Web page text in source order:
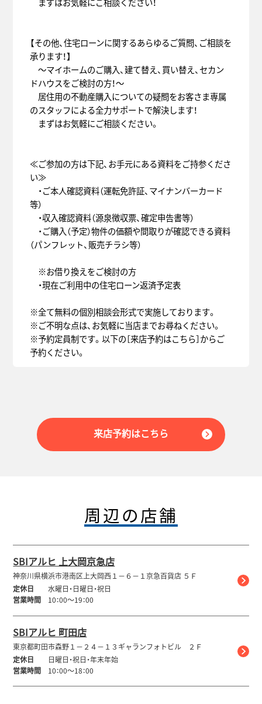
【その他、住宅ローンに関するあらゆるご質問、ご相談を
承ります！】
～マイホームのご購入、建て替え、買い替え、セカン
ドハウスをご検討の方！～
居住用の不動産購入についての疑問をお客さま専属
のスタッフによる全力サポートで解決します！
まずはお気軽にご相談ください。
≪ご参加の方は下記、お手元にある資料をご持参くださ
い≫
・ご本人確認資料（運転免許証、マイナンバーカード
等）
・収入確認資料（源泉徴収票、確定申告書等）
・ご購入（予定）物件の価額や間取りが確認できる資料
（パンフレット、販売チラシ等）
※お借り換えをご検討の方
・現在ご利用中の住宅ローン返済予定表
※全て無料の個別相談会形式で実施しております。
※ご不明な点は、お気軽に当店までお尋ねください。
※予約定員制です。以下の［来店予約はこちら］からご
予約ください。
来店予約はこちら
周辺の店舗
SBIアルヒ 上大岡京急店
神奈川県横浜市港南区上大岡西１－６－１京急百貨店 ５Ｆ
定休日
水曜日・日曜日・祝日
営業時間
10：00～19：00
SBIアルヒ 町田店
東京都町田市森野１－２４－１３ギャランフォトビル ２Ｆ
定休日
日曜日・祝日・年末年始
営業時間
10：00～18：00